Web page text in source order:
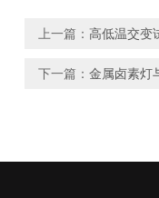
上一篇： 高低温交变
下一篇： 金属卤素灯